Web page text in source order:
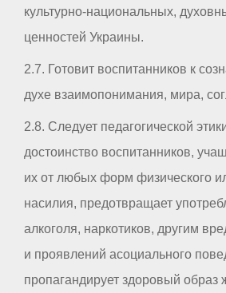
культурно-национальных,
ценностей Украины.
2.7. Готовит воспитанников к
духе взаимопонимания, мира,
2.8. Следует педагогической
достоинство воспитанников,
их от любых форм физического
насилия, предотвращает
алкоголя, наркотиков, другим
и проявлений асоциального
пропагандирует здоровый образ